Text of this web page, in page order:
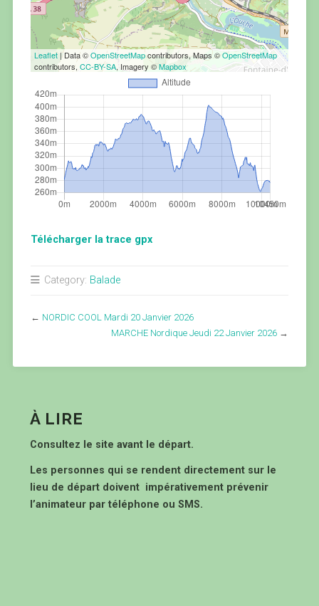
Leaflet| Data ©OpenStreetMapcontributors, Maps ©OpenStreetMap
contributors, CC-BY-SA, Imagery ©Mapbox
Télécharger la trace gpx
Category: Balade
← NORDIC COOL Mardi 20 Janvier 2026
MARCHE Nordique Jeudi 22 Janvier 2026 →
À LIRE
Consultez le site avant le départ.
Les personnes qui se rendent directement sur le
lieu de départ doivent impérativement prévenir
l’animateur par téléphone ou SMS.